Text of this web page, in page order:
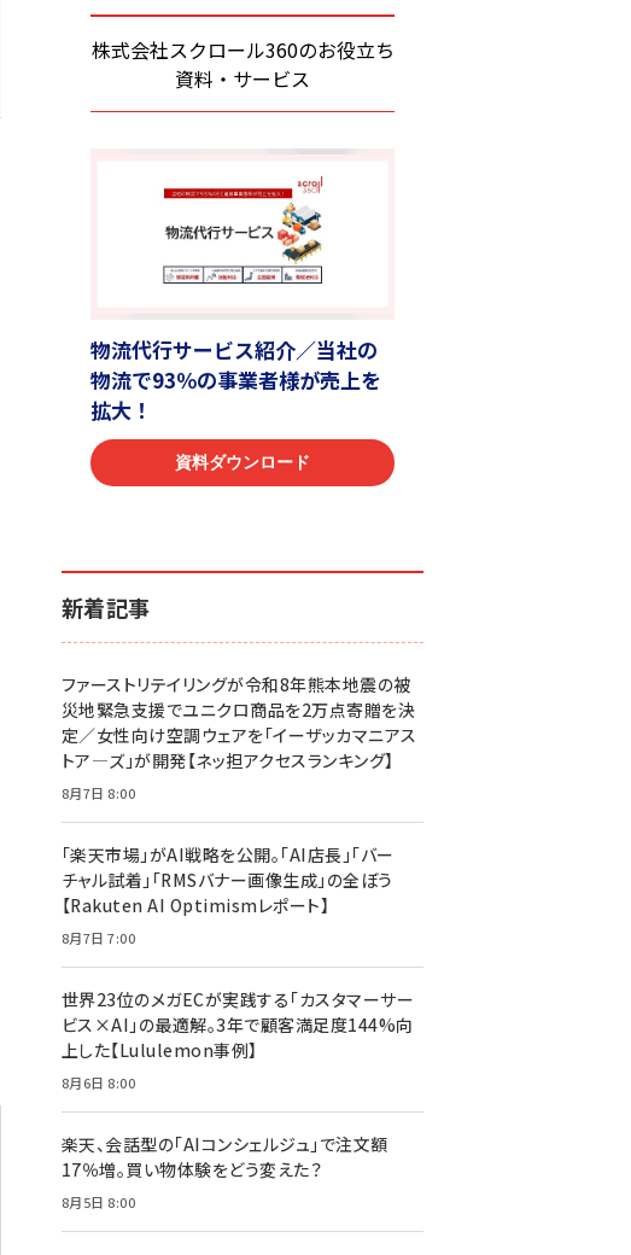
新着記事
ファーストリテイリングが令和8年熊本地震の被
災地緊急支援でユニクロ商品を2万点寄贈を決
定／女性向け空調ウェアを「イーザッカマニアス
トア―ズ」が開発【ネッ担アクセスランキング】
8月7日 8:00
「楽天市場」がAI戦略を公開。「AI店長」「バー
チャル試着」「RMSバナー画像生成」の全ぼう
【Rakuten AI Optimismレポート】
8月7日 7:00
世界23位のメガECが実践する「カスタマーサー
ビス×AI」の最適解。3年で顧客満足度144%向
上した【Lululemon事例】
8月6日 8:00
楽天、会話型の「AIコンシェルジュ」で注文額
17％増。買い物体験をどう変えた？
8月5日 8:00